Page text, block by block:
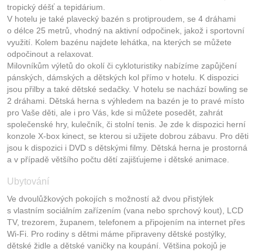
tropický déšť a tepidárium.
V hotelu je také plavecký bazén s protiproudem, se 4 dráhami
o délce 25 metrů, vhodný na aktivní odpočinek, jakož i sportovní
využití. Kolem bazénu najdete lehátka, na kterých se můžete
odpočinout a relaxovat.
Milovníkům výletů do okolí či cykloturistiky nabízíme zapůjčení
pánských, dámských a dětských kol přímo v hotelu. K dispozici
jsou přilby a také dětské sedačky. V hotelu se nachází bowling se
2 dráhami. Dětská herna s výhledem na bazén je to pravé místo
pro Vaše děti, ale i pro Vás, kde si můžete posedět, zahrát
společenské hry, kulečník, či stolní tenis. Je zde k dispozici herní
konzole X-box kinect, se kterou si užijete dobrou zábavu. Pro děti
jsou k dispozici i DVD s dětskými filmy. Dětská herna je prostorná
a v případě většího počtu dětí zajišťujeme i dětské animace.
Ubytování
Ve dvoulůžkových pokojích s možností až dvou přistýlek
s vlastním sociálním zařízením (vana nebo sprchový kout), LCD
TV, trezorem, županem, telefonem a připojením na internet přes
Wi-Fi. Pro rodiny s dětmi máme připraveny dětské postýlky,
dětské židle a dětské vaničky na koupání. Většina pokojů je